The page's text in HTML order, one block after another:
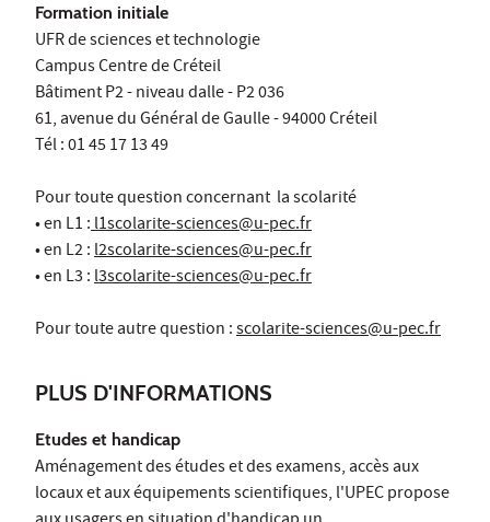
Formation initiale
UFR de sciences et technologie
Campus Centre de Créteil
Bâtiment P2 - niveau dalle - P2 036
61, avenue du Général de Gaulle - 94000 Créteil
Tél : 01 45 17 13 49
Pour toute question concernant la scolarité
• en L1 :l1scolarite-sciences@u-pec.fr
• en L2 :l2scolarite-sciences@u-pec.fr
• en L3 :l3scolarite-sciences@u-pec.fr
Pour toute autre question :scolarite-sciences@u-pec.fr
PLUS D'INFORMATIONS
Etudes et handicap
Aménagement des études et des examens, accès aux
locaux et aux équipements scientifiques, l'UPEC propose